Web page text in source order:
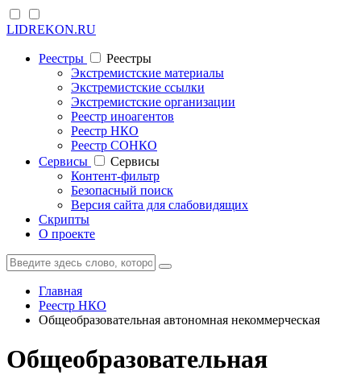
LIDREKON.RU
Реестры
Реестры
Экстремистские материалы
Экстремистские ссылки
Экстремистские организации
Реестр иноагентов
Реестр НКО
Реестр СОНКО
Cервисы
Cервисы
Контент-фильтр
Безопасный поиск
Версия сайта для слабовидящих
Скрипты
О проекте
Главная
Реестр НКО
Общеобразовательная автономная некоммерческая
Общеобразовательная